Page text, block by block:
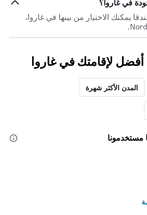
في غاروا؟
المجمل، هناك 4 فندقا يمكنك الاختيار من بينها في غاروا،
أفضل لإقامتك في غاروا
المدن الأكثر شهرة
مستخدمونا